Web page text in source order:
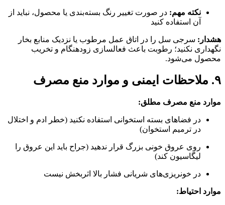
نکته مهم: در صورت تغییر رنگ بسته‌بندی یا محصول، نباید از
آن استفاده کنید
هشدار: سرجی سل را در اتاق عمل مرطوب یا نزدیک منابع بخار
نگهداری نکنید؛ رطوبت باعث فعالسازی زودهنگام و تخریب
محصول می‌شود.
۹. ملاحظات ایمنی و موارد منع مصرف
موارد منع مصرف مطلق:
در فضاهای بسته استخوانی استفاده نکنید (خطر ادم و اختلال
در ترمیم استخوان)
روی عروق خونی بزرگ قرار ندهید (جراح باید این عروق را
لیگاسیون کند)
در خونریزی‌های شریانی فشار بالا اثربخش نیست
موارد احتیاط: